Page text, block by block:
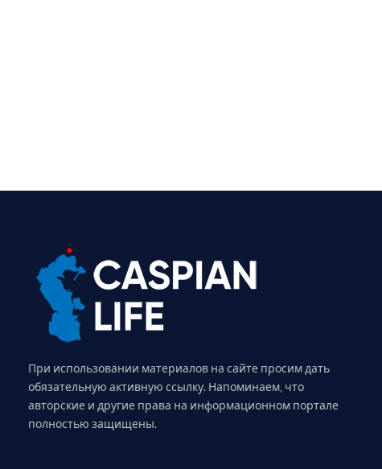
При использовании материалов на сайте просим дать
обязательную активную ссылку. Напоминаем, что
авторские и другие права на информационном портале
полностью защищены.